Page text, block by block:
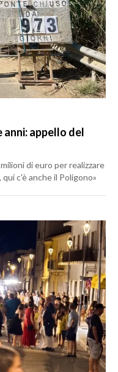
appello del
di euro per realizzare
c'è anche il Poligono»